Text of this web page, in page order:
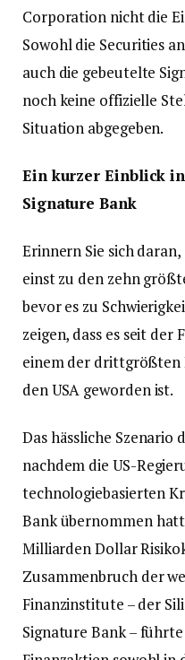
Corporation nicht die
Sowohl die Securities
auch die gebeutelte
noch keine offizielle
Situation abgegeben.
Ein kurzer Einblick
Signature Bank
Erinnern Sie sich
einst zu den zehn
bevor es zu
zeigen, dass es seit der
einem der drittgrößten
den USA geworden ist.
Das hässliche Szenario
nachdem die US-
technologiebasierten
Bank übernommen
Milliarden Dollar
Zusammenbruch der
Finanzinstitute – der
Signature Bank –